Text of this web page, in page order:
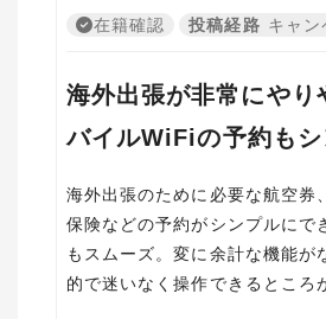
在籍確認
投稿経路 キャン
海外出張が非常にやり
バイルWiFiの予約も
海外出張のために必要な航空券
保険などの予約がシンプルにで
もスムーズ。変に余計な機能が
的で迷いなく操作できるところ